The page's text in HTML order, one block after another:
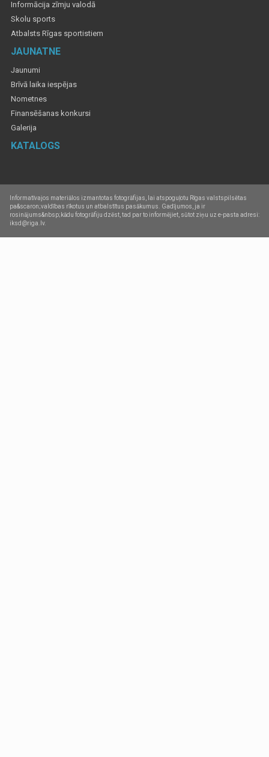
Informācija zīmju valodā
Skolu sports
Atbalsts Rīgas sportistiem
JAUNATNE
Jaunumi
Brīvā laika iespējas
Nometnes
Finansēšanas konkursi
Galerija
KATALOGS
Informatīvajos materiālos izmantotas fotogrāfijas, lai atspoguļotu Rīgas valstspilsētas
pa&scaron;valdības rīkotus un atbalstītus pasākumus. Gadījumos, ja ir
rosinājums&nbsp;kādu fotogrāfiju dzēst, tad par to informējiet, sūtot ziņu uz e-pasta adresi:
iksd@riga.lv.